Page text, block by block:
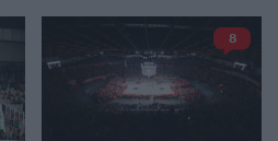
8